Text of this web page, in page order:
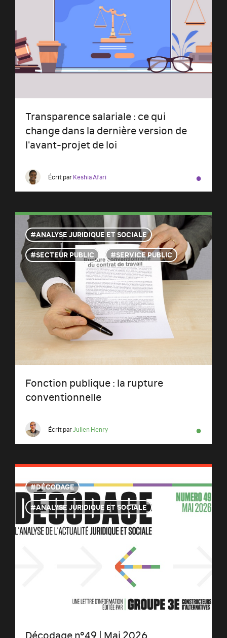
Transparence salariale : ce qui
change dans la dernière version de
l'avant-projet de loi
Écrit parKeshia Afari ●
ANALYSE JURIDIQUE ET SOCIALE
SECTEUR PUBLIC
SERVICE PUBLIC
Fonction publique : la rupture
conventionnelle
Écrit parJulien Henry ●
DÉCODAGE
ANALYSE JURIDIQUE ET SOCIALE
Décodage n°49 | Mai 2026